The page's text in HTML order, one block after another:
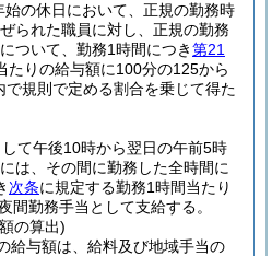
始の休日において、正規の勤務時
られた職員に対し、正規の勤務
ついて、勤務1時間につき第21
たりの給与額に100分の125から
規則で定める割合を乗じて得た
て午後10時から翌日の午前5時
は、その間に勤務した全時間に
次条に規定する勤務1時間当たり
間勤務手当として支給する。
の算出)
給与額は、給料及び地域手当の